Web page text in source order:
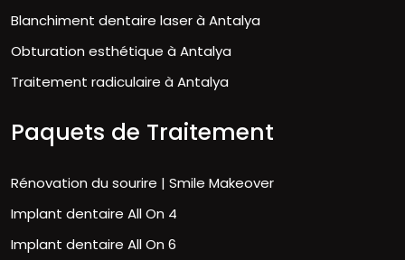
Blanchiment dentaire laser à Antalya
Obturation esthétique à Antalya
Traitement radiculaire à Antalya
Paquets de Traitement
Rénovation du sourire | Smile Makeover
Implant dentaire All On 4
Implant dentaire All On 6